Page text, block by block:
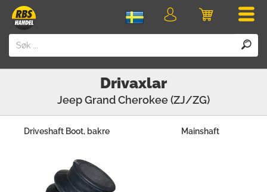
Varukorg
Logga
Drivaxlar
JeepGrand Cherokee (ZJ/ZG)
Driveshaft Boot, bakre Mainshaft